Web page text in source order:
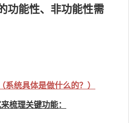
功能性、非功能性需
统具体是做什么的？）
梳理关键功能：